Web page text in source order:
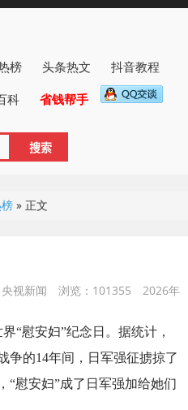
榜 头条热文
抖音教程
科 省钱帮手
» 正文
视新闻 浏览：101355
2026年
“慰安妇”纪念日。据统计，
争的14年间，日军强征掳掠了
“慰安妇”成了日军强加给她们